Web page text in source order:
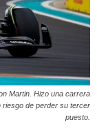
Martin. Hizo una carrera
riesgo de perder su tercer
puesto.